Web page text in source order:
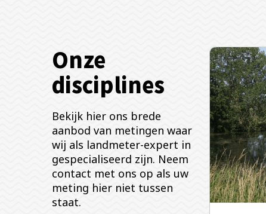
Onze
disciplines
Bekijk hier ons brede
aanbod van metingen waar
wij als landmeter-expert in
gespecialiseerd zijn. Neem
contact met ons op als uw
meting hier niet tussen
staat.